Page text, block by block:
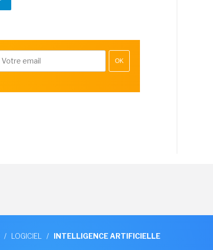
OK
/ LOGICIEL / INTELLIGENCE ARTIFICIELLE